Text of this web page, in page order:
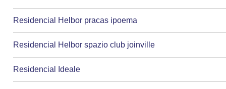
Residencial Helbor pracas ipoema
Residencial Helbor spazio club joinville
Residencial Ideale